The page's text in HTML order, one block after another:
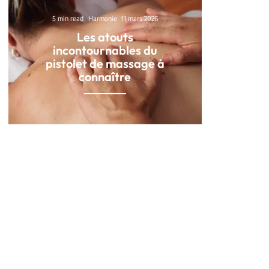
5 min read Harmonie 11 mars 2026
Les atouts
incontournables du
pistolet de massage à
connaître